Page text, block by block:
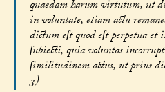
quaedam harum virtutum, ut
in voluntate, etiam actu
dictum eſt quod eſt perpetua
ſubiecti, quia voluntas
ſimilitudinem actus, ut prius
3)